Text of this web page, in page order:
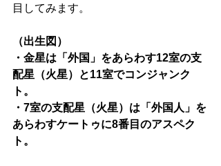
目してみます。
（出生図）
・金星は「外国」をあらわす12室の支
配星（火星）と11室でコンジャンク
ト。
・7室の支配星（火星）は「外国人」を
あらわすケートゥに8番目のアスペク
ト。